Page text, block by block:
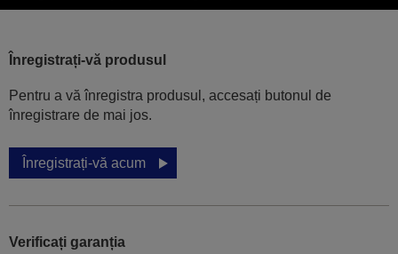
Înregistrați-vă produsul
Pentru a vă înregistra produsul, accesați butonul de
înregistrare de mai jos.
Înregistrați-vă acum
Verificați garanția